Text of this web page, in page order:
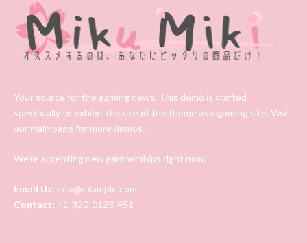
Your source for the gaming news. This demo is crafted
specifically to exhibit the use of the theme as a gaming site. Visit
our main page for more demos.
We're accepting new partnerships right now.
Email Us: info@example.com
Contact: +1-320-0123-451